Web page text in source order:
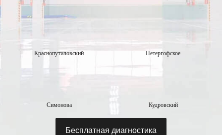
Краснопутиловский Петергофское
Симонова Кудровский
Бесплатная диагностика